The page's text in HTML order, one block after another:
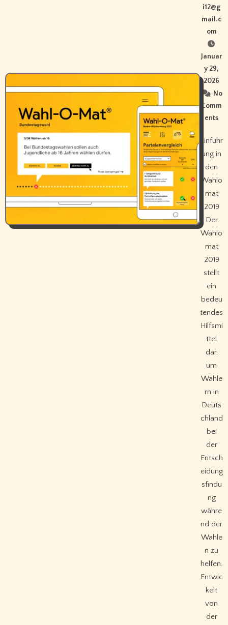
i12@g
mail.c
om
Januar
y 29,
2026
No
Comm
ents
Einführ
ung in
den
Wahlo
mat
2019
Der
Wahlo
mat
2019
stellt
ein
bedeu
tendes
Hilfsmi
ttel
dar,
um
Wähle
rn in
Deuts
chland
bei
der
Entsch
eidung
sfindu
ng
währe
nd der
Wahle
n zu
helfen.
Entwic
kelt
von
der